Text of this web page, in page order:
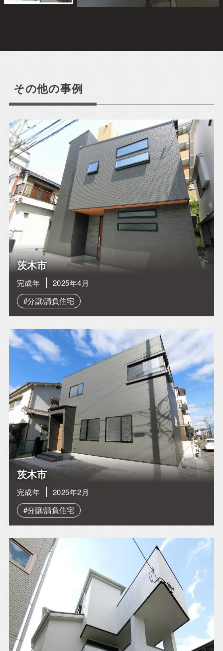
CONTACT
お電話・WEBからお気軽にご相談ください。
0120-06-3308
TEL.072-665-7072
[営業時間]10:00～18:00
WEBでのお問い合わせ
3営業日以内に担当者からご返信いたします。
ご来場予約
お気軽にご参加ください！
お客様が家づくりをリアルにイメージできるよう完成
見学会やセミナーを実施しております。完成見学会で
は実際に住まいの空間をご体感いただけ、セミナーで
は住宅に関する様々な知識を学ぶことができます。お
子様連れでも安心してご参加ください。
イベント情報一覧を見る
その他の事例
茨木市
完成年
2025年4月
#分譲/請負住宅
茨木市
完成年
2025年2月
#分譲/請負住宅